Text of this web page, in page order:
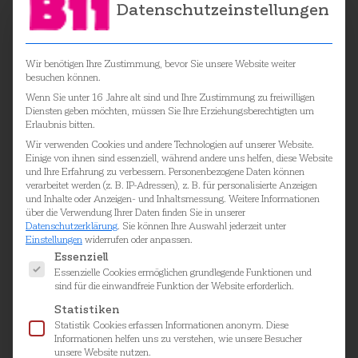
Datenschutzeinstellungen
Wir benötigen Ihre Zustimmung, bevor Sie unsere Website weiter
besuchen können.
Wenn Sie unter 16 Jahre alt sind und Ihre Zustimmung zu freiwilligen
Diensten geben möchten, müssen Sie Ihre Erziehungsberechtigten um
Erlaubnis bitten.
Wir verwenden Cookies und andere Technologien auf unserer Website.
Einige von ihnen sind essenziell, während andere uns helfen, diese Website
und Ihre Erfahrung zu verbessern. Personenbezogene Daten können
verarbeitet werden (z. B. IP-Adressen), z. B. für personalisierte Anzeigen
und Inhalte oder Anzeigen- und Inhaltsmessung. Weitere Informationen
über die Verwendung Ihrer Daten finden Sie in unserer
Datenschutzerklärung. Sie können Ihre Auswahl jederzeit unter
Einstellungen widerrufen oder anpassen.
Es folgt eine Liste der Service-Gruppen, für die
Essenziell
Essenzielle Cookies ermöglichen grundlegende Funktionen und
sind für die einwandfreie Funktion der Website erforderlich.
Statistiken
Statistik Cookies erfassen Informationen anonym. Diese
Informationen helfen uns zu verstehen, wie unsere Besucher
unsere Website nutzen.